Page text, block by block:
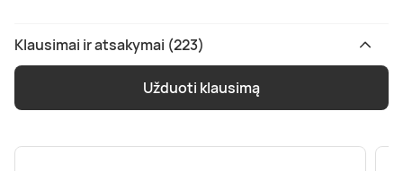
Klausimai ir atsakymai (223)
Užduoti klausimą